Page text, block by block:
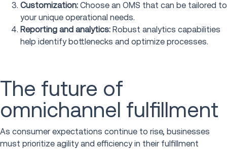
Customization: Choose an OMS that can be tailored to
your unique operational needs.
Reporting and analytics: Robust analytics capabilities
help identify bottlenecks and optimize processes.
The future of
omnichannel fulfillment
As consumer expectations continue to rise, businesses
must prioritize agility and efficiency in their fulfillment